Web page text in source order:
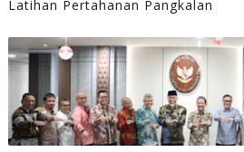
Latihan Pertahanan Pangkalan